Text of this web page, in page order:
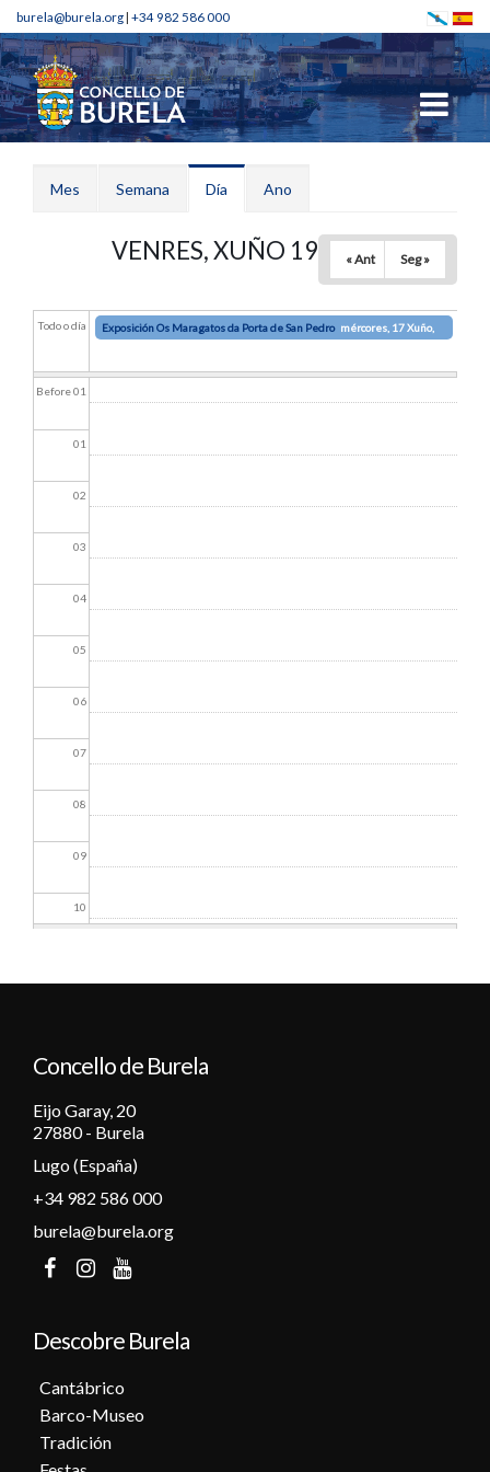
burela@burela.org| +34 982 586 000
Pestanas principais
Mes Semana Día (solapaAno
VENRES, XUÑO 19 2026
« Ant Seg »
Todo o día Exposición Os Maragatos da Porta de San Pedro mércores, 17 Xuño,
Before 01
01
02
03
04
05
06
07
08
09
10
13
14
15
17
20
Concello de Burela
Eijo Garay, 20
27880 - Burela
Lugo (España)
+34 982 586 000
burela@burela.org
Descobre Burela
Cantábrico
Barco-Museo
Tradición